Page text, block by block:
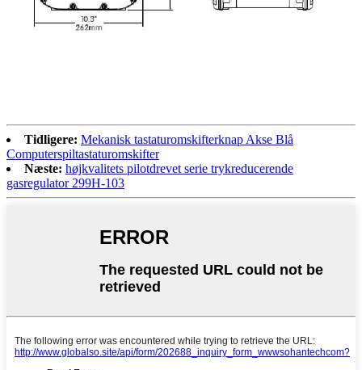
Tidligere: Mekanisk tastaturomskifterknap Akse Blå
Computerspiltastaturomskifter
Næste: højkvalitets pilotdrevet serie trykreducerende
gasregulator 299H-103